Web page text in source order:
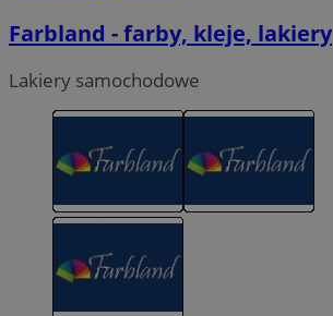
Farbland - farby, kleje, lakiery
Lakiery samochodowe